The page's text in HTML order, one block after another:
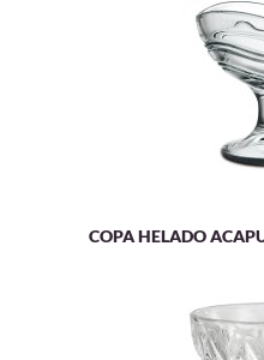
COPA HELADO